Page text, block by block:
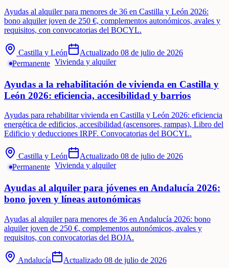
Ayudas al alquiler para menores de 36 en Castilla y León 2026:
bono alquiler joven de 250 €, complementos autonómicos, avales y
requisitos, con convocatorias del BOCYL.
Castilla y León Actualizado 08 de julio de 2026
Permanente Vivienda y alquiler
Ayudas a la rehabilitación de vivienda en Castilla y
León 2026: eficiencia, accesibilidad y barrios
Ayudas para rehabilitar vivienda en Castilla y León 2026: eficiencia
energética de edificios, accesibilidad (ascensores, rampas), Libro del
Edificio y deducciones IRPF. Convocatorias del BOCYL.
Castilla y León Actualizado 08 de julio de 2026
Permanente Vivienda y alquiler
Ayudas al alquiler para jóvenes en Andalucía 2026:
bono joven y líneas autonómicas
Ayudas al alquiler para menores de 36 en Andalucía 2026: bono
alquiler joven de 250 €, complementos autonómicos, avales y
requisitos, con convocatorias del BOJA.
Andalucía Actualizado 08 de julio de 2026